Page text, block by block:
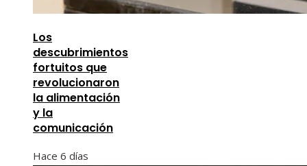
Los
descubrimientos
fortuitos que
revolucionaron
la alimentación
y la
comunicación
Hace 6 días